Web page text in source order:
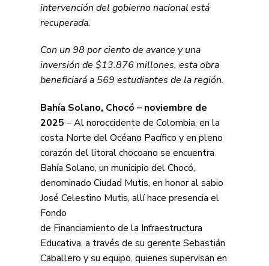
intervención del gobierno nacional está
recuperada.
Con un 98 por ciento de avance y una
inversión de $13.876 millones, esta obra
beneficiará a 569 estudiantes de la región.
Bahía Solano, Chocó – noviembre de
2025 – Al noroccidente de Colombia, en la
costa Norte del Océano Pacífico y en pleno
corazón del litoral chocoano se encuentra
Bahía Solano, un municipio del Chocó,
denominado Ciudad Mutis, en honor al sabio
José Celestino Mutis, allí hace presencia el
Fondo
de Financiamiento de la Infraestructura
Educativa, a través de su gerente Sebastián
Caballero y su equipo, quienes supervisan en